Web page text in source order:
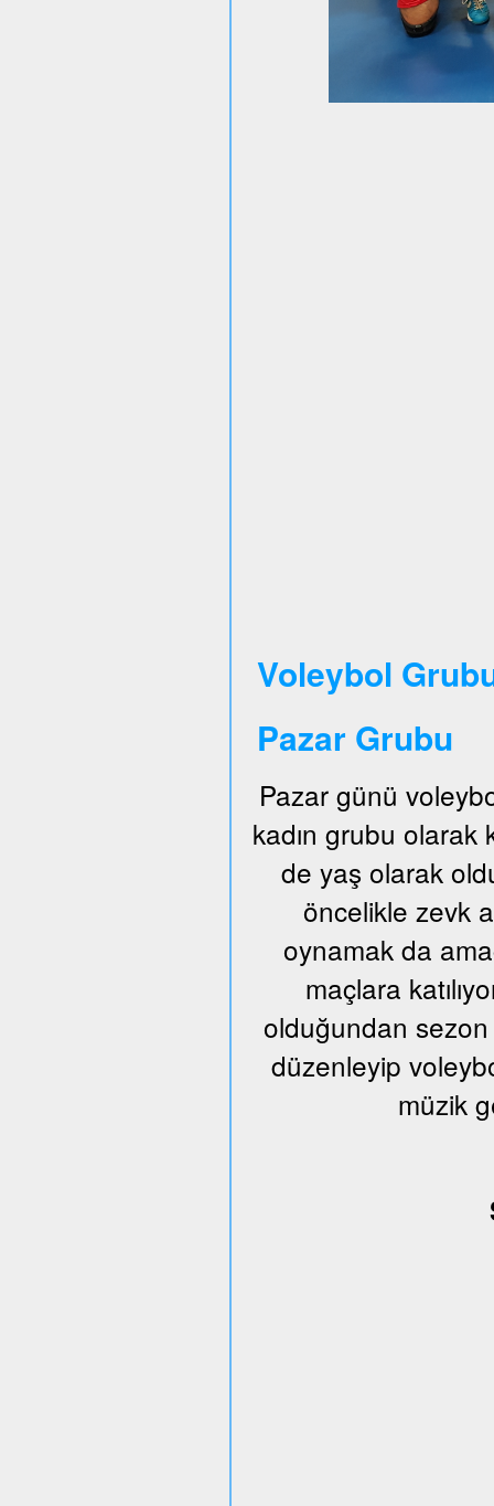
Voleybol
Pazar Grubu
Pazar günü
kadın grubu olarak
de yaş olarak
öncelikle zevk
oynamak da
maçlara
olduğundan
düzenleyip
müzik